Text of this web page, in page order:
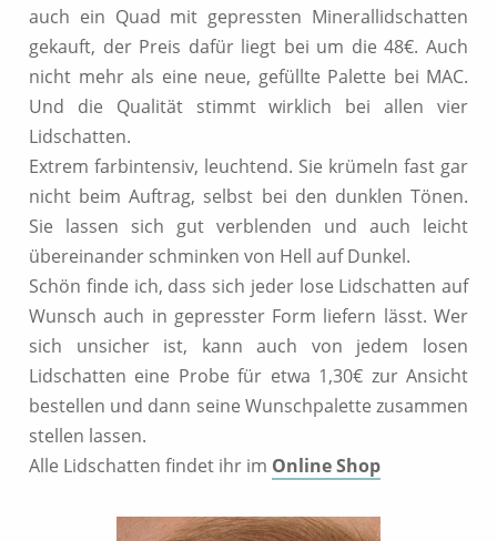
auch ein Quad mit gepressten Minerallidschatten
gekauft, der Preis dafür liegt bei um die 48€. Auch
nicht mehr als eine neue, gefüllte Palette bei MAC.
Und die Qualität stimmt wirklich bei allen vier
Lidschatten.
Extrem farbintensiv, leuchtend. Sie krümeln fast gar
nicht beim Auftrag, selbst bei den dunklen Tönen.
Sie lassen sich gut verblenden und auch leicht
übereinander schminken von Hell auf Dunkel.
Schön finde ich, dass sich jeder lose Lidschatten auf
Wunsch auch in gepresster Form liefern lässt. Wer
sich unsicher ist, kann auch von jedem losen
Lidschatten eine Probe für etwa 1,30€ zur Ansicht
bestellen und dann seine Wunschpalette zusammen
stellen lassen.
Alle Lidschatten findet ihr im Online Shop